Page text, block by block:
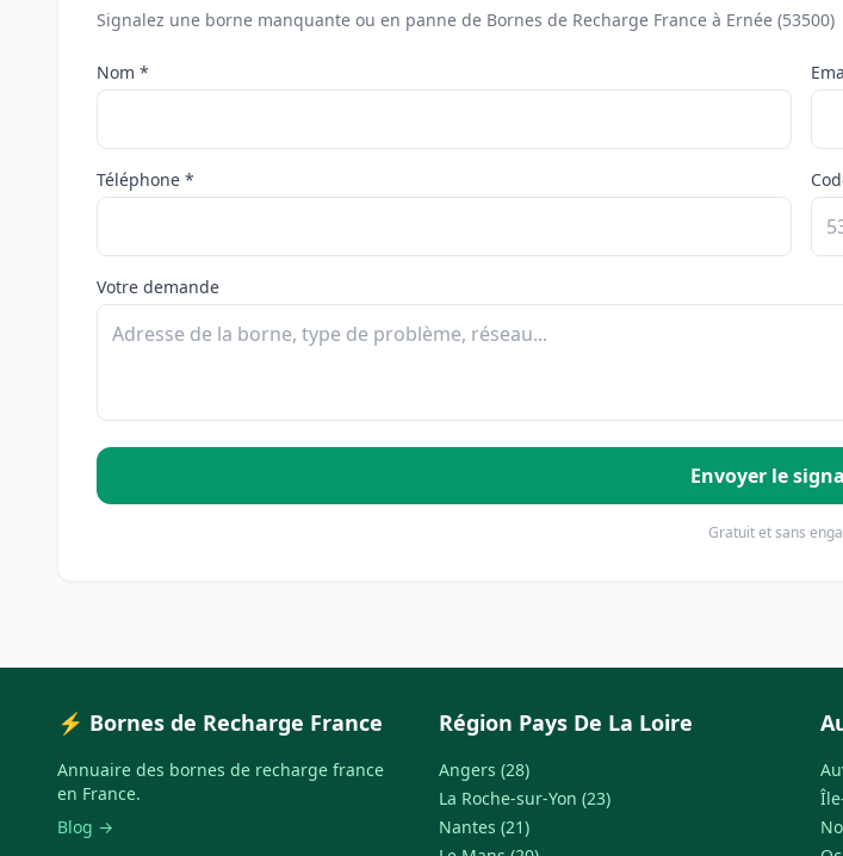
Signalez une borne manquante ou en panne de Bornes de Recharge France à Ernée (53500)
Nom *
Téléphone *
Votre demande
Envoyer le
Gratuit et sans
⚡ Bornes de Recharge France
Annuaire des bornes de recharge france
en France.
Blog →
Région Pays De La Loire
Angers (28)
La Roche-sur-Yon (23)
Nantes (21)